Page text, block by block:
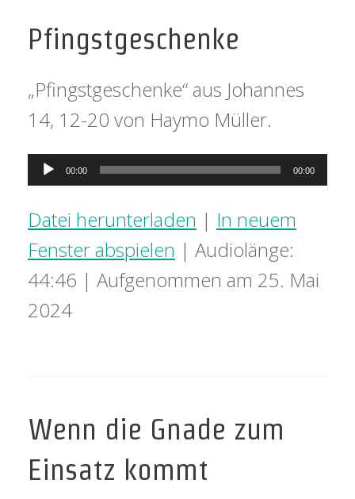
Pfingstgeschenke
„Pfingstgeschenke“ aus Johannes
14, 12-20 von Haymo Müller.
Audio-
00:00 00:00
Datei herunterladen | In neuem
Fenster abspielen | Audiolänge:
44:46 | Aufgenommen am 25. Mai
2024
Wenn die Gnade zum
Einsatz kommt